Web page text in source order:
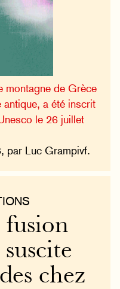
montagne de Grèce
antique, a été inscrit
le 26 juillet
par Luc Grampivf.
chez